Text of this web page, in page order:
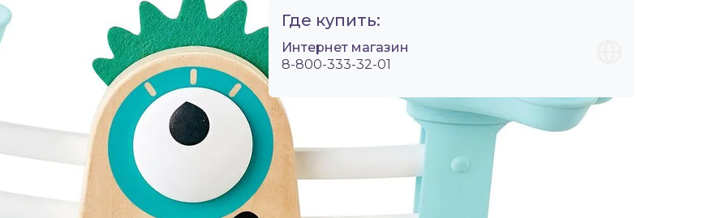
Где купить:
Интернет магазин
8-800-333-32-01